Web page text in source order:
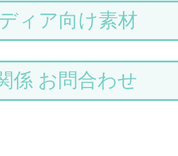
ィア向け素材
係 お問合わせ